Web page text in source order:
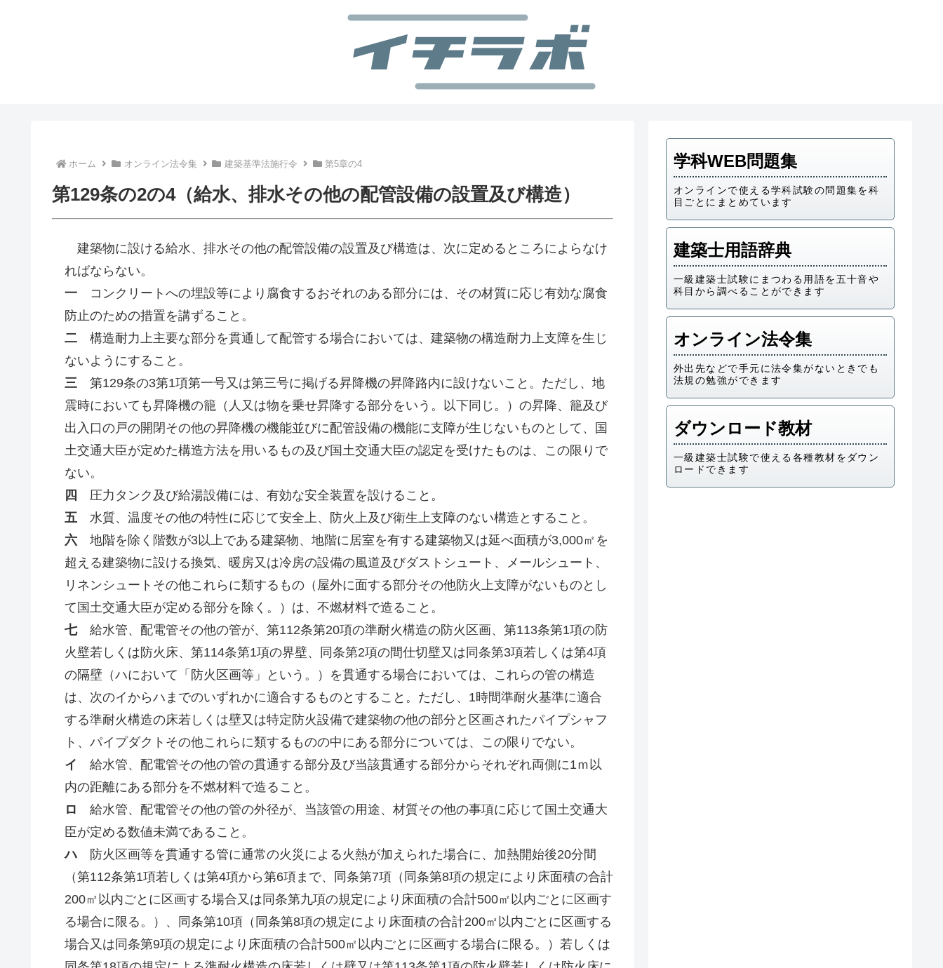
ホーム オンライン法令集 建築基準法施行令 第5章の4
第129条の2の4（給水、排水その他の配管設備の設置及び構造）
建築物に設ける給水、排水その他の配管設備の設置及び構造は、次に定めるところによらなけ
ればならない。
一 コンクリートへの埋設等により腐食するおそれのある部分には、その材質に応じ有効な腐食
防止のための措置を講ずること。
二 構造耐力上主要な部分を貫通して配管する場合においては、建築物の構造耐力上支障を生じ
ないようにすること。
三 第129条の3第1項第一号又は第三号に掲げる昇降機の昇降路内に設けないこと。ただし、地
震時においても昇降機の籠（人又は物を乗せ昇降する部分をいう。以下同じ。）の昇降、籠及び
出入口の戸の開閉その他の昇降機の機能並びに配管設備の機能に支障が生じないものとして、国
土交通大臣が定めた構造方法を用いるもの及び国土交通大臣の認定を受けたものは、この限りで
ない。
四
圧力タンク及び給湯設備には、有効な安全装置を設けること。
五 水質、温度その他の特性に応じて安全上、防火上及び衛生上支障のない構造とすること。
六 地階を除く階数が3以上である建築物、地階に居室を有する建築物又は延べ面積が3,000㎡を
超える建築物に設ける換気、暖房又は冷房の設備の風道及びダストシュート、メールシュート、
リネンシュートその他これらに類するもの（屋外に面する部分その他防火上支障がないものとし
て国土交通大臣が定める部分を除く。）は、不燃材料で造ること。
七給水管、配電管その他の管が、第112条第20項の準耐火構造の防火区画、第113条第1項の防
火壁若しくは防火床、第114条第1項の界壁、同条第2項の間仕切壁又は同条第3項若しくは第4項
の隔壁（ハにおいて「防火区画等」という。）を貫通する場合においては、これらの管の構造
は、次のイからハまでのいずれかに適合するものとすること。ただし、1時間準耐火基準に適合
する準耐火構造の床若しくは壁又は特定防火設備で建築物の他の部分と区画されたパイプシャフ
ト、パイプダクトその他これらに類するものの中にある部分については、この限りでない。
イ 給水管、配電管その他の管の貫通する部分及び当該貫通する部分からそれぞれ両側に1ｍ以
内の距離にある部分を不燃材料で造ること。
ロ 給水管、配電管その他の管の外径が、当該管の用途、材質その他の事項に応じて国土交通大
臣が定める数値未満であること。
ハ 防火区画等を貫通する管に通常の火災による火熱が加えられた場合に、加熱開始後20分間
（第112条第1項若しくは第4項から第6項まで、同条第7項（同条第8項の規定により床面積の合計
200㎡以内ごとに区画する場合又は同条第九項の規定により床面積の合計500㎡以内ごとに区画す
る場合に限る。）、同条第10項（同条第8項の規定により床面積の合計200㎡以内ごとに区画する
場合又は同条第9項の規定により床面積の合計500㎡以内ごとに区画する場合に限る。）若しくは
学科WEB問題集
オンラインで使える学科試験の問題集を科
目ごとにまとめています
建築士用語辞典
一級建築士試験にまつわる用語を五十音や
科目から調べることができます
オンライン法令集
外出先などで手元に法令集がないときでも
法規の勉強ができます
ダウンロード教材
一級建築士試験で使える各種教材をダウン
ロードできます